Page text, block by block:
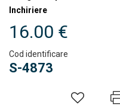
Inchiriere
16.00 €
Cod identificare
S-4873